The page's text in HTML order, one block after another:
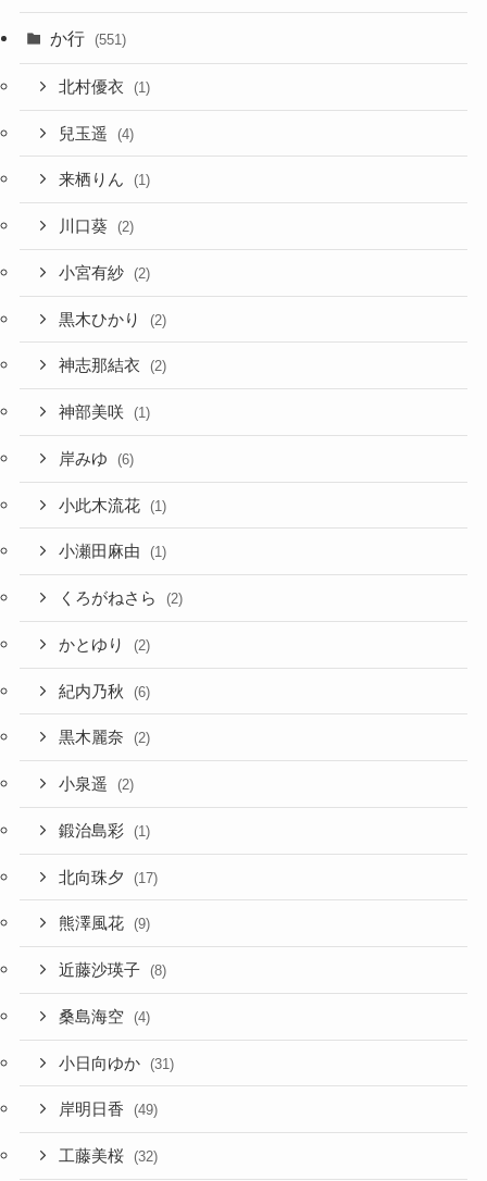
か行 (551)
北村優衣 (1)
兒玉遥 (4)
来栖りん (1)
川口葵 (2)
小宮有紗 (2)
黒木ひかり (2)
神志那結衣 (2)
神部美咲 (1)
岸みゆ (6)
小此木流花 (1)
小瀬田麻由 (1)
くろがねさら (2)
かとゆり (2)
紀内乃秋 (6)
黒木麗奈 (2)
小泉遥 (2)
鍛治島彩 (1)
北向珠夕 (17)
熊澤風花 (9)
近藤沙瑛子 (8)
桑島海空 (4)
小日向ゆか (31)
岸明日香 (49)
工藤美桜 (32)